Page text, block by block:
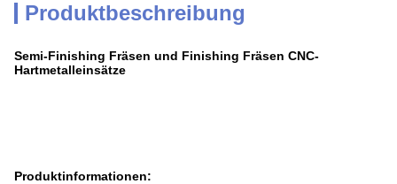
Produktbeschreibung
Semi-Finishing Fräsen und Finishing Fräsen CNC-
Hartmetalleinsätze
Produktinformationen: